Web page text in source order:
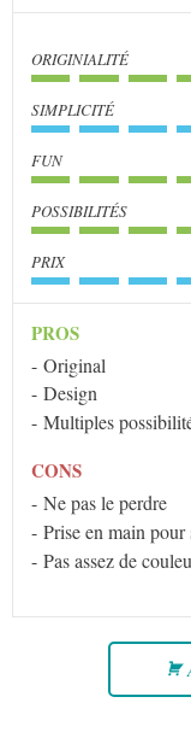
ORIGINIALITÉ
SIMPLICITÉ
FUN
POSSIBILITÉS
PRIX
PROS
Original
Design
Multiples
CONS
Ne pas le perdre
Prise en main pour
Pas assez de